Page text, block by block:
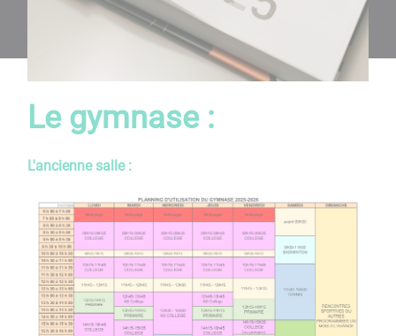
Le gymnase :
L'ancienne salle :